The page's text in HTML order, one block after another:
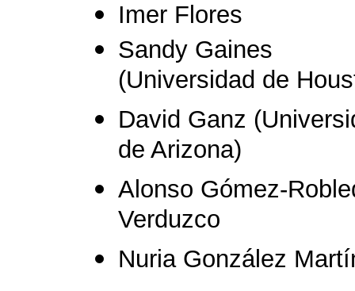
Imer Flores
Sandy Gaines
(Universidad de
David Ganz
de Arizona)
Alonso Gómez-
Verduzco
Nuria González